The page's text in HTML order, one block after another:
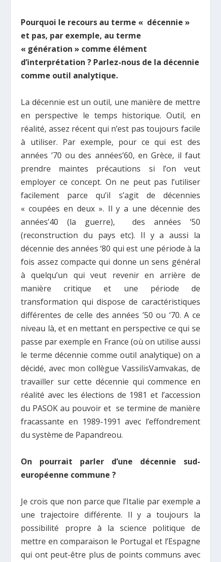
Pourquoi le recours au terme « décennie »
et pas, par exemple, au terme
« génération » comme élément
d’interprétation ? Parlez-nous de la décennie
comme outil analytique.
La décennie est un outil, une manière de mettre
en perspective le temps historique. Οutil, en
réalité, assez récent qui n’est pas toujours facile
à utiliser. Par exemple, pour ce qui est des
années ’70 ou des années’60, en Grèce, il faut
prendre maintes précautions si l’on veut
employer ce concept. On ne peut pas l’utiliser
facilement parce qu’il s’agit de décennies
« coupées en deux ». Il y a une décennie des
années’40 (la guerre), des années ‘50
(reconstruction du pays etc). Il y a aussi la
décennie des années ‘80 qui est une période à la
fois assez compacte qui donne un sens général
à quelqu’un qui veut revenir en arrière de
manière critique et une période de
transformation qui dispose de caractéristiques
différentes de celle des années ’50 ou ‘70. A ce
niveau là, et en mettant en perspective ce qui se
passe par exemple en France (où on utilise aussi
le terme décennie comme outil analytique) on a
décidé, avec mon collègue VassilisVamvakas, de
travailler sur cette décennie qui commence en
réalité avec les élections de 1981 et l’accession
du PASOK au pouvoir et se termine de manière
fracassante en 1989-1991 avec l’effondrement
du système de Papandreou.
On pourrait parler d’une décennie sud-
européenne commune ?
Je crois que non parce que l’Italie par exemple a
une trajectoire différente. Il y a toujours la
possibilité propre à la science politique de
mettre en comparaison le Portugal et l’Espagne
qui ont peut-être plus de points communs avec